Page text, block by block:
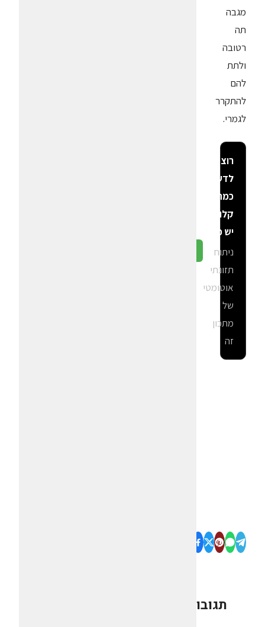
מגבה
תה
רטובה
ולתת
להם
להתקרר
לגמרי.
רוצה
לדעת
כמה
קלוריות
יש פה?
ניתוח
תזונתי
אוטומטי
של
מתכון
זה
תגובות